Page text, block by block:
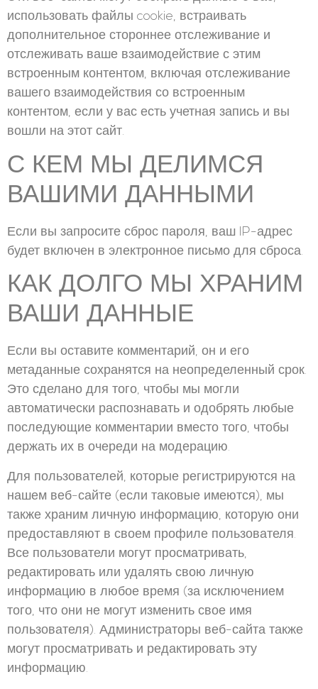
использовать файлы cookie, встраивать
дополнительное стороннее отслеживание и
отслеживать ваше взаимодействие с этим
встроенным контентом, включая отслеживание
вашего взаимодействия со встроенным
контентом, если у вас есть учетная запись и вы
вошли на этот сайт.
С КЕМ МЫ ДЕЛИМСЯ
ВАШИМИ ДАННЫМИ
Если вы запросите сброс пароля, ваш IP-адрес
будет включен в электронное письмо для сброса.
КАК ДОЛГО МЫ ХРАНИМ
ВАШИ ДАННЫЕ
Если вы оставите комментарий, он и его
метаданные сохранятся на неопределенный срок.
Это сделано для того, чтобы мы могли
автоматически распознавать и одобрять любые
последующие комментарии вместо того, чтобы
держать их в очереди на модерацию.
Для пользователей, которые регистрируются на
нашем веб-сайте (если таковые имеются), мы
также храним личную информацию, которую они
предоставляют в своем профиле пользователя.
Все пользователи могут просматривать,
редактировать или удалять свою личную
информацию в любое время (за исключением
того, что они не могут изменить свое имя
пользователя). Администраторы веб-сайта также
могут просматривать и редактировать эту
информацию.